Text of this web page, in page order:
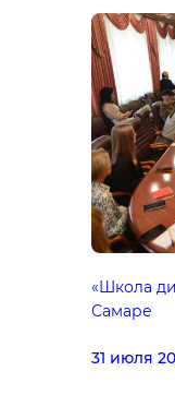
«Школа
Самаре
31 июля